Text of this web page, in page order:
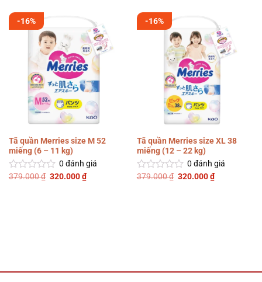
-16%
Tã quần Merries size M 52
miếng (6 – 11 kg)
Được
0 đánh giá
379.000₫ Giá
320.000₫Giá
hiện
-16%
Tã quần Merries size XL 38
miếng (12 – 22 kg)
Được
0 đánh giá
379.000₫ Giá
320.000₫Giá
hiện